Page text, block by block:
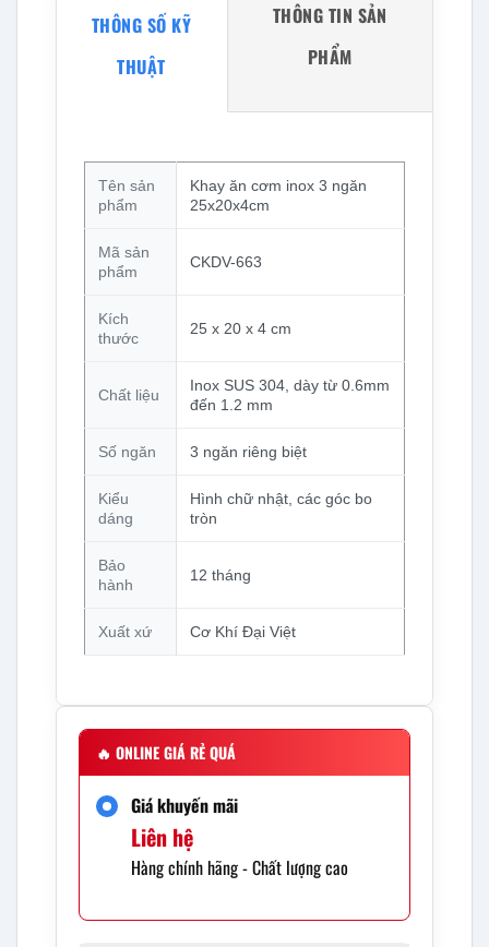
THÔNG SỐ KỸ
THUẬT
THÔNG TIN SẢN
PHẨM
Tên sản
phẩm
Khay ăn cơm inox 3 ngăn
25x20x4cm
Mã sản
phẩm
CKDV-663
Kích
thước
25 x 20 x 4 cm
Chất liệu
Inox SUS 304, dày từ 0.6mm
đến 1.2 mm
Số ngăn 3 ngăn riêng biệt
Kiểu
dáng
Hình chữ nhật, các góc bo
tròn
Bảo
hành
12 tháng
Xuất xứ Cơ Khí Đại Việt
🔥 ONLINE GIÁ RẺ QUÁ
Giá khuyến mãi
Liên hệ
Hàng chính hãng - Chất lượng cao